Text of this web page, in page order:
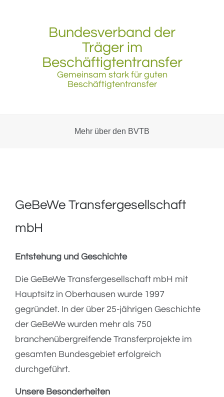
Bundesverband der
Träger im
Beschäftigtentransfer
Gemeinsam stark für guten
Beschäftigtentransfer
Mehr über den BVTB
GeBeWe Transfergesellschaft
mbH
Entstehung und Geschichte
Die GeBeWe Transfergesellschaft mbH mit
Hauptsitz in Oberhausen wurde 1997
gegründet. In der über 25-jährigen Geschichte
der GeBeWe wurden mehr als 750
branchenübergreifende Transferprojekte im
gesamten Bundesgebiet erfolgreich
durchgeführt.
Unsere Besonderheiten